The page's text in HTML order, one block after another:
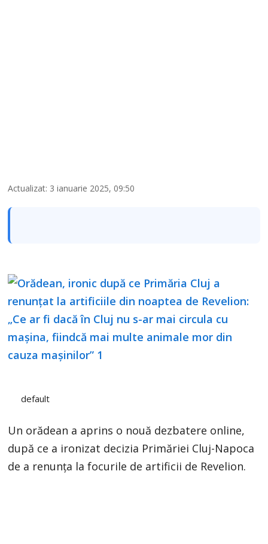
Actualizat: 3 ianuarie 2025, 09:50
default
Un orădean a aprins o nouă dezbatere online,
după ce a ironizat decizia Primăriei Cluj-Napoca
de a renunța la focurile de artificii de Revelion.